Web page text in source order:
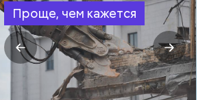
Проще, чем кажется